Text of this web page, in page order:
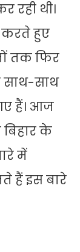
रही थी।
करते हुए
तक फिर
साथ-साथ
हैं। आज
के
में
हैं इस बारे